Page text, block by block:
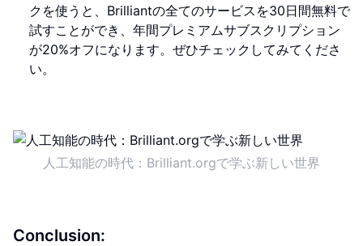
クを使うと、Brilliantの全てのサービスを30日間無料で
試すことができ、年間プレミアムサブスクリプション
が20%オフになります。ぜひチェックしてみてくださ
い。
人工知能の時代：Brilliant.orgで学ぶ新しい世界
Conclusion: